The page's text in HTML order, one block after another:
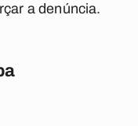
a denúncia.